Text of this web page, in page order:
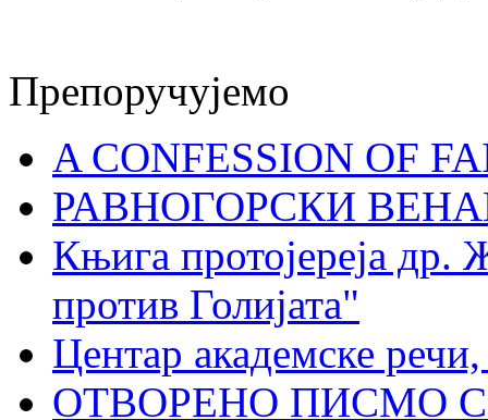
Препоручујемо
A CONFESSION OF
РАВНОГОРСКИ
Књига протојереја др.
против Голијата"
Центар академске
ОТВОРЕНО ПИСМО